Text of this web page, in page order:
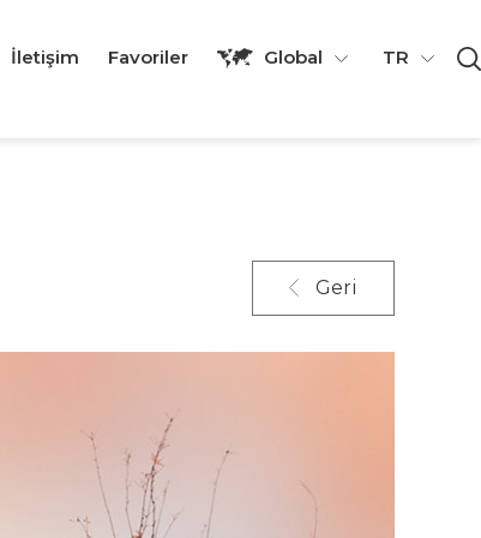
İletişim Favoriler Global TR
Geri